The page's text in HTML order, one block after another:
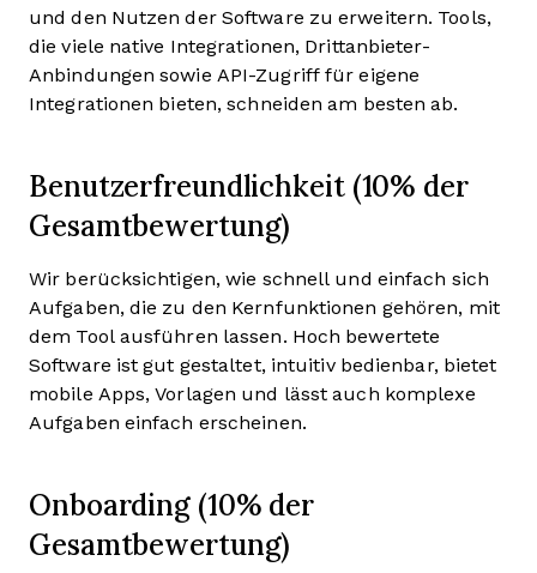
und den Nutzen der Software zu erweitern. Tools,
die viele native Integrationen, Drittanbieter-
Anbindungen sowie API-Zugriff für eigene
Integrationen bieten, schneiden am besten ab.
Benutzerfreundlichkeit (10% der
Gesamtbewertung)
Wir berücksichtigen, wie schnell und einfach sich
Aufgaben, die zu den Kernfunktionen gehören, mit
dem Tool ausführen lassen. Hoch bewertete
Software ist gut gestaltet, intuitiv bedienbar, bietet
mobile Apps, Vorlagen und lässt auch komplexe
Aufgaben einfach erscheinen.
Onboarding (10% der
Gesamtbewertung)